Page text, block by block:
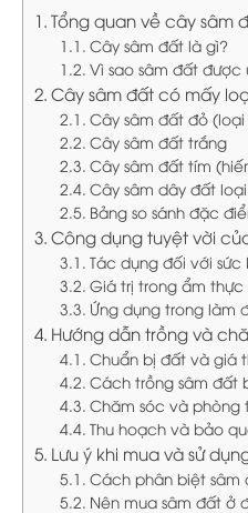
Tổng quan về cây sâm
Cây sâm đất là gì?
Vì sao sâm đất
Cây sâm đất có mấy
Cây sâm đất đỏ
Cây sâm đất trắng
Cây sâm đất tím
Cây sâm dây đất
Bảng so sánh đặc
Công dụng tuyệt vời
Tác dụng đối với sức
Giá trị trong ẩm thực
Ứng dụng trong làm
Hướng dẫn trồng và
Chuẩn bị đất và giá
Cách trồng sâm đất
Chăm sóc và phòng
Thu hoạch và bảo
Lưu ý khi mua và sử
Cách phân biệt
Nên mua sâm đất ở